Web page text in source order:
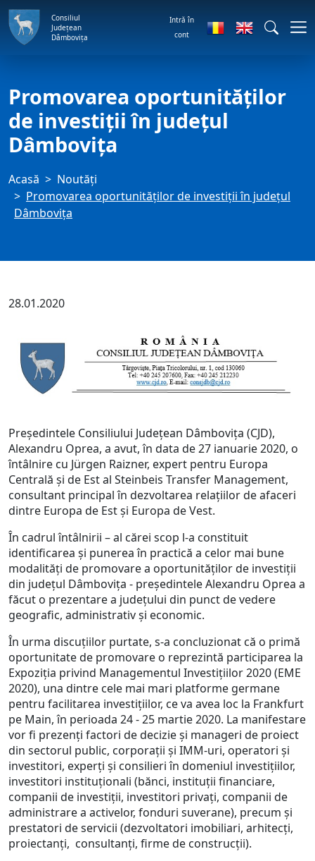
Consiliul
Județean
Dâmbovița
Intră în
cont
Promovarea oportunităților
de investiții în județul
Dâmbovița
Acasă
Noutăți
Promovarea oportunităților de investiții în județul
Dâmbovița
28.01.2020
Președintele Consiliului Județean Dâmbovița (CJD),
Alexandru Oprea, a avut, în data de 27 ianuarie 2020, o
întâlnire cu Jürgen Raizner, expert pentru Europa
Centrală și de Est al Steinbeis Transfer Management,
consultant principal în dezvoltarea relațiilor de afaceri
dintre Europa de Est și Europa de Vest.
În cadrul întâlnirii – al cărei scop l-a constituit
identificarea și punerea în practică a celor mai bune
modalități de promovare a oportunităților de investiții
din județul Dâmbovița - președintele Alexandru Oprea a
făcut o prezentare a județului din punct de vedere
geografic, administrativ și economic.
În urma discuțiilor purtate, s-a concluzionat că o primă
oportunitate de promovare o reprezintă participarea la
Expoziția privind Managementul Investițiilor 2020 (EME
2020), una dintre cele mai mari platforme germane
pentru facilitarea investițiilor, ce va avea loc la Frankfurt
pe Main, în perioada 24 - 25 martie 2020. La manifestare
vor fi prezenți factori de decizie și manageri de proiect
din sectorul public, corporații și IMM-uri, operatori și
investitori, experți și consilieri în domeniul investițiilor,
investitori instituționali (bănci, instituții financiare,
companii de investiții, investitori privați, companii de
administrare a activelor, fonduri suverane), precum și
prestatori de servicii (dezvoltatori imobiliari, arhitecți,
proiectanți, consultanți, firme de construcții).